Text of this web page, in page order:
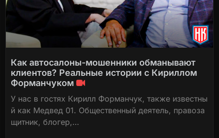
Как автосалоны-мошенники обманывают
клиентов? Реальные истории с Кириллом
Форманчуком
У нас в гостях Кирилл Форманчук, также известны
й как Медвед 01. Общественный деятель, правоза
щитник, блогер,…